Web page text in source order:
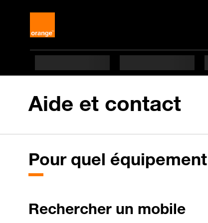
Aide et contact
Pour quel
Rechercher un mobile